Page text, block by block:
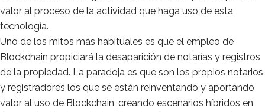
valor al proceso de la actividad que haga uso de esta
tecnología.
Uno de los mitos más habituales es que el empleo de
Blockchain propiciará la desaparición de notarías y registros
de la propiedad. La paradoja es que son los propios notarios
y registradores los que se están reinventando y aportando
valor al uso de Blockchain, creando escenarios híbridos en